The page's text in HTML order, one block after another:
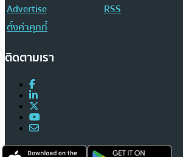
Advertise
RSS
ตั้งค่าคุกกี้
ติดตามเรา